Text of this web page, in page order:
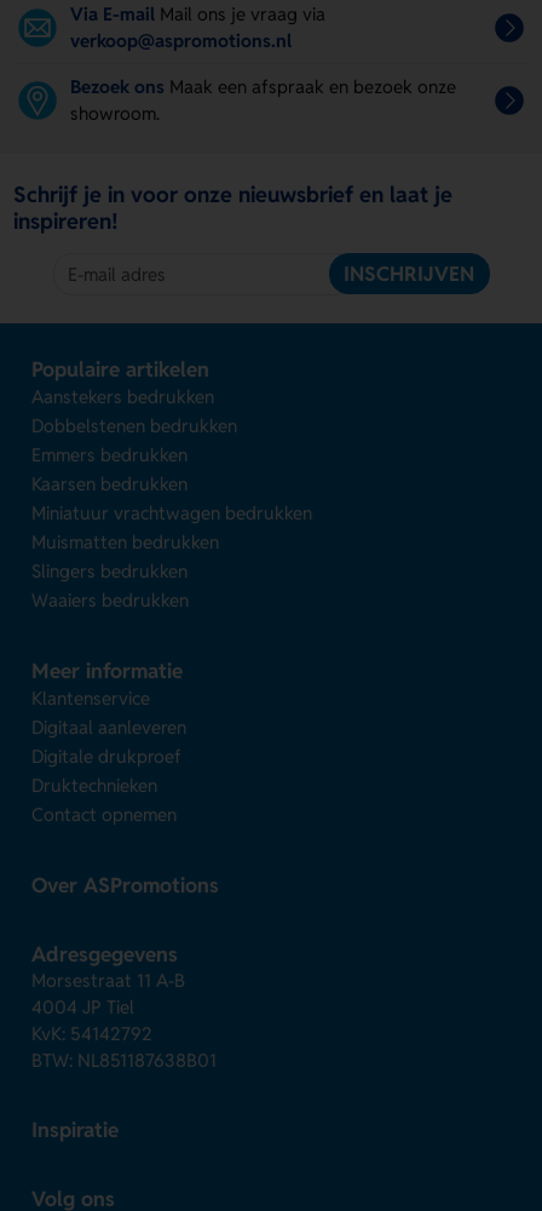
Via E-mail Mail ons je vraag via
verkoop@aspromotions.nl
Bezoek ons Maak een afspraak en bezoek onze
showroom.
Schrijf je in voor onze nieuwsbrief en laat je
inspireren!
INSCHRIJVEN
Populaire artikelen
Aanstekers bedrukken
Dobbelstenen bedrukken
Emmers bedrukken
Kaarsen bedrukken
Miniatuur vrachtwagen bedrukken
Muismatten bedrukken
Slingers bedrukken
Waaiers bedrukken
Meer informatie
Klantenservice
Digitaal aanleveren
Digitale drukproef
Druktechnieken
Contact opnemen
Over ASPromotions
Adresgegevens
Morsestraat 11 A-B
4004 JP Tiel
KvK: 54142792
BTW: NL851187638B01
Inspiratie
Volg ons